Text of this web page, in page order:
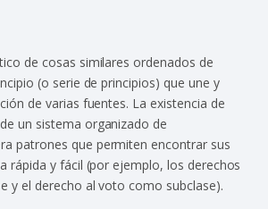
de cosas similares ordenados de
(o serie de principios) que une y
de varias fuentes. La existencia de
un sistema organizado de
patrones que permiten encontrar sus
rápida y fácil (por ejemplo, los derechos
y el derecho al voto como subclase).